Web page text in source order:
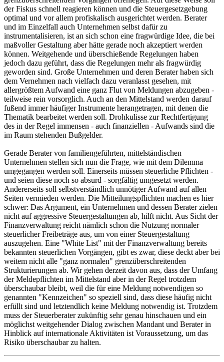
der Fiskus schnell reagieren können und die Steuergesetzgebung
optimal und vor allem profiskalisch ausgerichtet werden. Berater
und im Einzelfall auch Unternehmen selbst dafür zu
instrumentalisieren, ist an sich schon eine fragwürdige Idee, die bei
maßvoller Gestaltung aber hätte gerade noch akzeptiert werden
können. Weitgehende und überschießende Regelungen haben
jedoch dazu geführt, dass die Regelungen mehr als fragwürdig
geworden sind. Große Unternehmen und deren Berater haben sich
dem Vernehmen nach vielfach dazu veranlasst gesehen, mit
allergrößtem Aufwand eine ganz Flut von Meldungen abzugeben -
teilweise rein vorsorglich. Auch an den Mittelstand werden darauf
fußend immer häufiger Instrumente herangetragen, mit denen die
Thematik bearbeitet werden soll. Drohkulisse zur Rechtfertigung
des in der Regel immensen - auch finanziellen - Aufwands sind die
im Raum stehenden Bußgelder.
Gerade Berater von familiengeführten, mittelständischen
Unternehmen stellen sich nun die Frage, wie mit dem Dilemma
umgegangen werden soll. Einerseits müssen steuerliche Pflichten -
und seien diese noch so absurd - sorgfältig umgesetzt werden.
Andererseits soll selbstverständlich unnötiger Aufwand auf allen
Seiten vermieden werden. Die Mitteilungspflichten machen es hier
schwer: Das Argument, ein Unternehmen und dessen Berater zielen
nicht auf aggressive Steuergestaltungen ab, hilft nicht. Aus Sicht der
Finanzverwaltung reicht nämlich schon die Nutzung normaler
steuerlicher Freibeträge aus, um von einer Steuergestaltung
auszugehen. Eine "White List" mit der Finanzverwaltung bereits
bekannten steuerlichen Vorgängen, gibt es zwar, diese deckt aber bei
weitem nicht alle "ganz normalen" grenzüberschreitenden
Strukturierungen ab. Wir gehen derzeit davon aus, dass der Umfang
der Meldepflichten im Mittelstand aber in der Regel trotzdem
überschaubar bleibt, weil die für eine Meldung notwendigen so
genannten "Kennzeichen" so speziell sind, dass diese häufig nicht
erfüllt sind und letztendlich keine Meldung notwendig ist. Trotzdem
muss der Steuerberater zukünftig sehr genau hinschauen und ein
möglichst weitgehender Dialog zwischen Mandant und Berater in
Hinblick auf internationale Aktivitäten ist Voraussetzung, um das
Risiko überschaubar zu halten.